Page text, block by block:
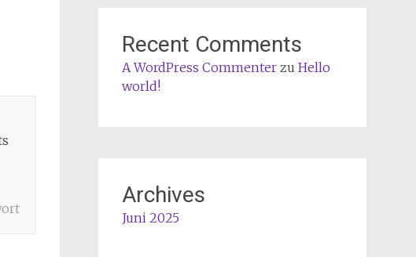
Recent Comments
A WordPress Commenterzu Hello
world!
Archives
Juni 2025